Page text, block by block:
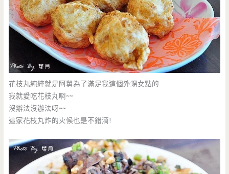
花枝丸純綷就是阿舅為了滿足我這個外甥女點的
我就愛吃花枝丸啊~~
沒辦法沒辦法呀~~
這家花枝丸炸的火候也是不錯滴!